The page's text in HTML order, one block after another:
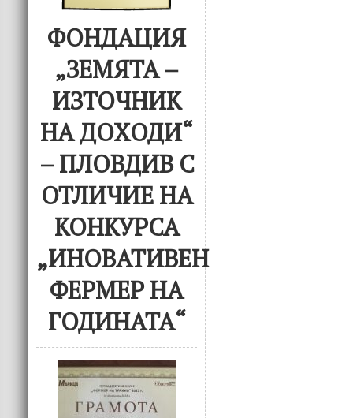
ФОНДАЦИЯ
„ЗЕМЯТА –
ИЗТОЧНИК
НА ДОХОДИ“
– ПЛОВДИВ С
ОТЛИЧИЕ НА
КОНКУРСА
„ИНОВАТИВЕН
ФЕРМЕР НА
ГОДИНАТА“